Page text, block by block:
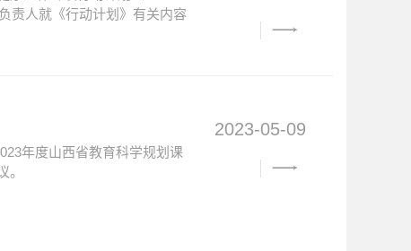
责人就《行动计划》有关内容
年度山西省教育科学规划课
2023-05-09